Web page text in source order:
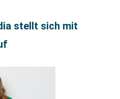
stellt sich mit